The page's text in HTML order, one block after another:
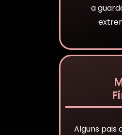
a
Alguns pais